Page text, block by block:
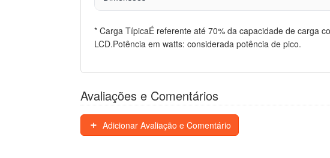
* Carga TípicaÉ referente até 70% da capacidade de carga
LCD.Potência em watts: considerada potência de pico.
Avaliações e Comentários
Adicionar Avaliação e Comentário